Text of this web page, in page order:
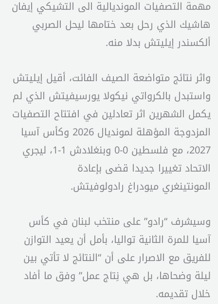
مهمة التصفيات المونديالية الى التشيكي إيفان
هاشيك الذي رحل بعد ختامها ليحل الصربي
ألكسندر إيليتش بدلا منه.
واثر نتائج متواضعة الصيف الفائت، أقيل إيليتش
واستبدل بالكرواتي نيكولا يورسيفيتش الذي لم
يكمل الشهرين اثر تعادلين في افتتاح التصفيات
المزدوجة المؤهلة لمونديال 2026 وكأس آسيا
2027، مع فلسطين 0-0 وبنغلادش 1-1، ليجري
الاتحاد تغييرا جديدا قضى بإعادة
المونتينغري ميودراغ رادولوفيتش.
وسيشرف “رادو” على منتخب لبنان في كأس
آسيا للمرة الثانية تواليا، بأمل أن يعيد التوازن
للفريق مع الاصرار على أن “النتائج لا تأتي بين
ليلة وضحاها، بل هي نِتاج عمل” وفق ما أفاد
خلال تقديمه.